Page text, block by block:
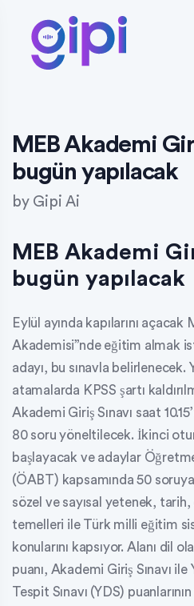
MEB Akademi
bugün yapılacak
by Gipi Ai
MEB Akademi
bugün yapılacak
Eylül ayında kapılarını
Akademisi”nde eğitim almak
adayı, bu sınavla
atamalarda KPSS şartı
Akademi Giriş Sınavı saat
80 soru yöneltilecek. İkinci
başlayacak ve adaylar
(ÖABT) kapsamında 50
sözel ve sayısal yetenek,
temelleri ile Türk milli eğitim
konularını kapsıyor. Alanı dil
puanı, Akademi Giriş Sınavı
Tespit Sınavı (YDS)